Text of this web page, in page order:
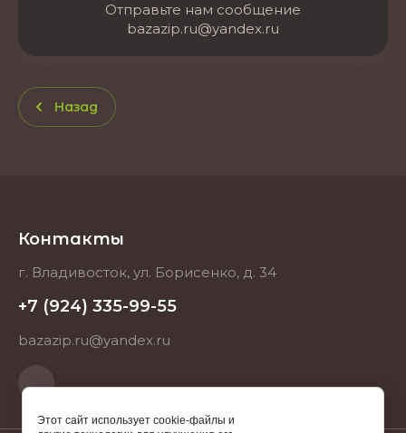
Отправьте нам сообщение
bazazip.ru@yandex.ru
Назад
Контакты
г. Владивосток, ул. Борисенко, д. 34
+7 (924) 335-99-55
bazazip.ru@yandex.ru
Этот сайт использует cookie-файлы и